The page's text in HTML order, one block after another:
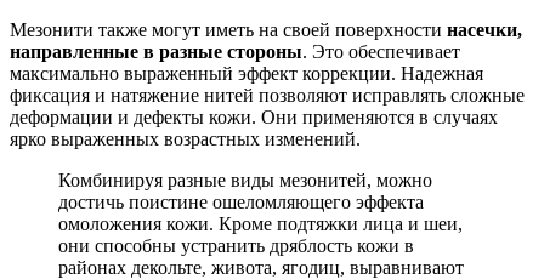
Мезонити также могут иметь на своей поверхности насечки,
направленные в разные стороны. Это обеспечивает
максимально выраженный эффект коррекции. Надежная
фиксация и натяжение нитей позволяют исправлять сложные
деформации и дефекты кожи. Они применяются в случаях
ярко выраженных возрастных изменений.
Комбинируя разные виды мезонитей, можно
достичь поистине ошеломляющего эффекта
омоложения кожи. Кроме подтяжки лица и шеи,
они способны устранить дряблость кожи в
районах декольте, живота, ягодиц, выравнивают